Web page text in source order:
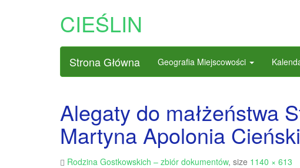
CIEŚLIN
Strona Główna Geografia Miejscowości
Alegaty do małżeństwa
Martyna Apolonia
Rodzina Gostkowskich – zbiór dokumentów, size 1140 × 613